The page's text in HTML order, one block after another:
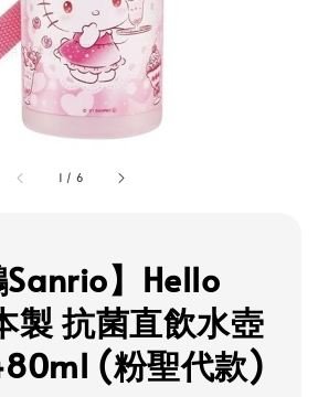
1 / 6
Sanrio】Hello
製 抗菌直飲水壺
(粉聖代款)